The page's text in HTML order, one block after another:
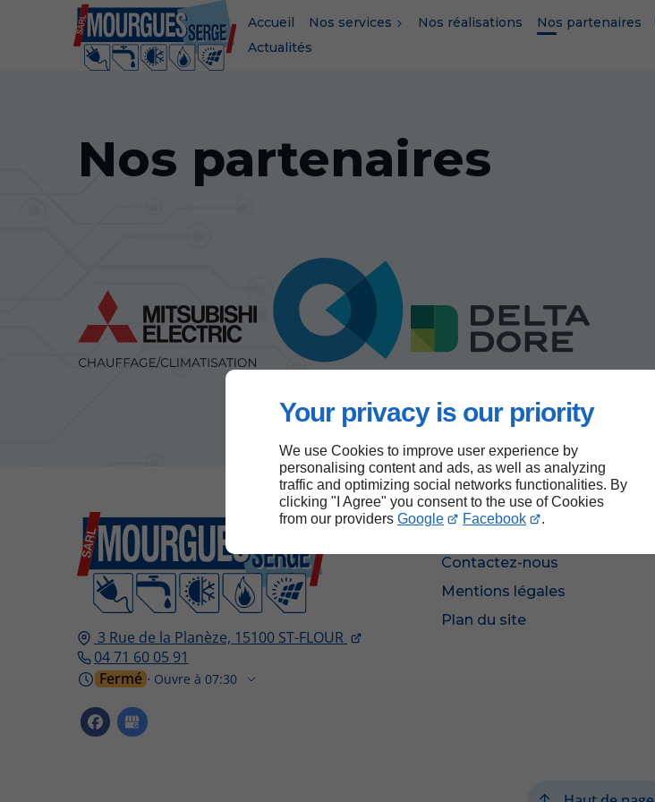
Your privacy is our priority
We use Cookies to improve user experience by
personalising content and ads, as well as analyzing
traffic and optimizing social networks functionalities. By
clicking "I Agree" you consent to the use of Cookies
from our providers Google Facebook .
Accueil Nos services Nos réalisations Nos partenaires
Actualités
Nos partenaires
3 Rue de la Planèze, 15100 ST-FLOUR
04 71 60 05 91
Fermé ⋅ Ouvre à 07:30
Contactez-nous
Mentions légales
Plan du site